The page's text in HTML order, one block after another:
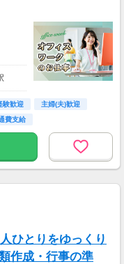
験歓迎
主婦(夫)歓迎
費支給
ひとりをゆっくり
作成・行事の準